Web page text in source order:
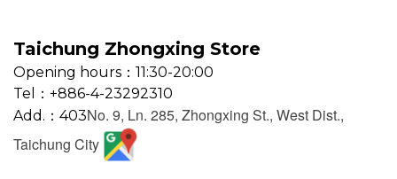
Taichung Zhongxing Store
Opening hours：11:30-20:00
Tel：+886-4-23292310
Add.：403No. 9, Ln. 285, Zhongxing St., West Dist.,
Taichung City